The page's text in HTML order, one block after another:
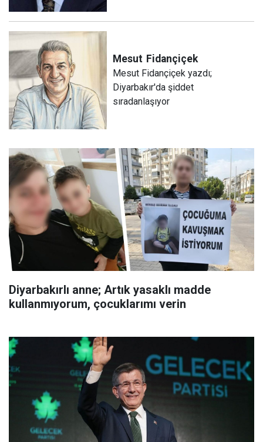
Mesut Fidançiçek
Mesut Fidançiçek yazdı;
Diyarbakır'da şiddet
sıradanlaşıyor
Diyarbakırlı anne; Artık yasaklı madde
kullanmıyorum, çocuklarımı verin